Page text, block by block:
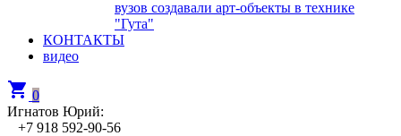
вузов создавали арт-объекты в технике
"Гута"
КОНТАКТЫ
видео
shopping_cart 0
Игнатов Юрий:
+7 918 592-90-56